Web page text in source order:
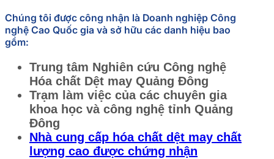
Chúng tôi được công nhận là Doanh nghiệp Công
nghệ Cao Quốc gia và sở hữu các danh hiệu bao
gồm:
Trung tâm Nghiên cứu Công nghệ
Hóa chất Dệt may Quảng Đông
Trạm làm việc của các chuyên gia
khoa học và công nghệ tỉnh Quảng
Đông
Nhà cung cấp hóa chất dệt may chất
lượng cao được chứng nhận